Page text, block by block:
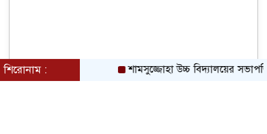
শিরোনাম : শামসুজ্জোহা উচ্চ বিদ্যালয়ের সভাপতি